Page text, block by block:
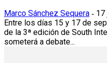
Marco Sánchez Sequera - 17
Entre los días 15 y 17 de
de la 3ª edición de South
someterá a debate...